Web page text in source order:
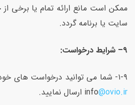
ممکن است مانع ارائه تمام یا برخی
سایت یا برنامه گردد.
۹– شرایط درخواست:
۱-۹- شما می توانید درخواست های
info@ovio.ir ارسال نمایید.